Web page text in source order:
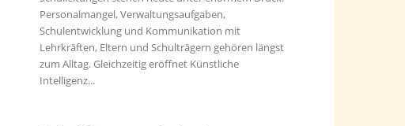
Personalmangel, Verwaltungsaufgaben,
Schulentwicklung und Kommunikation mit
Lehrkräften, Eltern und Schulträgern gehören längst
zum Alltag. Gleichzeitig eröffnet Künstliche
Intelligenz...